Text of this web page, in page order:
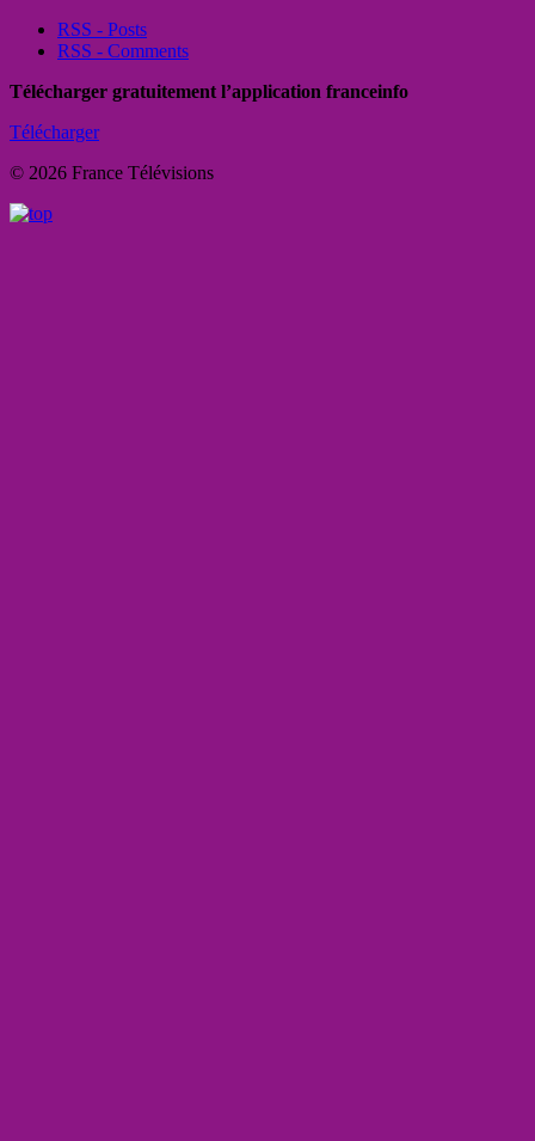
RSS - Posts
RSS - Comments
Télécharger gratuitement l’application franceinfo
Télécharger
© 2026 France Télévisions